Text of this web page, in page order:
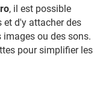
, il est possible
et d'y attacher des
ou des sons.
pour simplifier les